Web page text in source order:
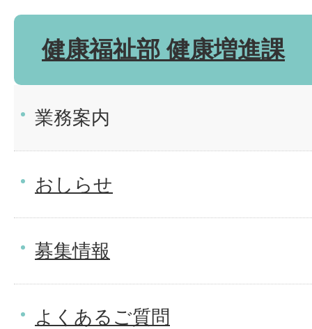
健康福祉部 健康増進課
業務案内
おしらせ
募集情報
よくあるご質問